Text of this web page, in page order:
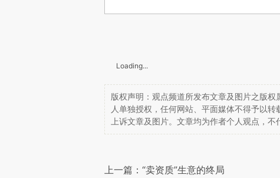
Loading...
版权声明：观点频道所发布文章及图片之版
人单独授权，任何网站、平面媒体不得予以
上诉文章及图片。文章均为作者个人观点，不
上一篇：“卖资质”生意的终局